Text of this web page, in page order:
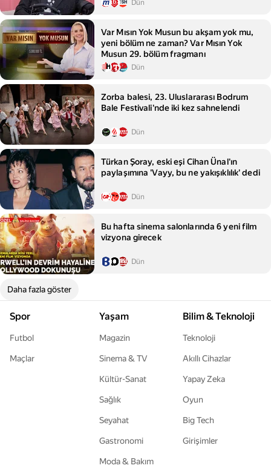
Dün
Var Mısın Yok Musun bu akşam yok mu,
yeni bölüm ne zaman? Var Mısın Yok
Musun 29. bölüm fragmanı
Dün
Zorba balesi, 23. Uluslararası Bodrum
Bale Festivali'nde iki kez sahnelendi
Dün
Türkan Şoray, eski eşi Cihan Ünal'ın
paylaşımına 'Vayy, bu ne yakışıklılık' dedi
Dün
Bu hafta sinema salonlarında 6 yeni film
vizyona girecek
Dün
Daha fazla göster
Spor
Futbol
Maçlar
Yaşam
Magazin
Sinema & TV
Kültür-Sanat
Sağlık
Seyahat
Gastronomi
Moda & Bakım
Bilim & Teknoloji
Teknoloji
Akıllı Cihazlar
Yapay Zeka
Oyun
Big Tech
Girişimler